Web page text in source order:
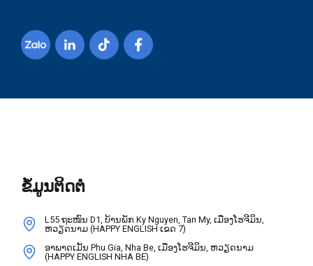
ຂໍ້ມູນຕິດຕໍ່
L55 ຖະໜົນ D1, ບ້ານພັກ Ky Nguyen, Tan My, ເມືອງໂຮຈີມິນ,
ຫວຽດນາມ (HAPPY ENGLISH ເຂດ 7)
ອາພາດເມັ້ນ Phu Gia, Nha Be, ເມືອງໂຮຈີມິນ, ຫວຽດນາມ
(HAPPY ENGLISH NHA BE)